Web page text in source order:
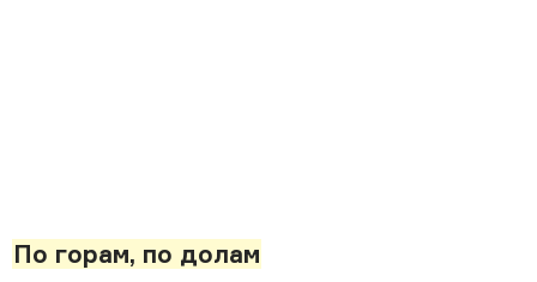
По горам, по долам